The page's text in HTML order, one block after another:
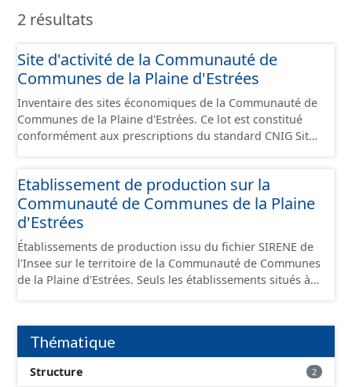
2 résultats
Site d'activité de la Communauté de
Communes de la Plaine d'Estrées
Inventaire des sites économiques de la Communauté de
Communes de la Plaine d'Estrées. Ce lot est constitué
conformément aux prescriptions du standard CNIG Sites
Etablissement de production sur la
Communauté de Communes de la Plaine
d'Estrées
Établissements de production issu du fichier SIRENE de
l'Insee sur le territoire de la Communauté de Communes
de la Plaine d'Estrées. Seuls les établissements situés à
conformément aux prescriptions du standard CNIG Sites
Économiques. Ce lot ne contient pas la référence aux
terrains à vocation économique à ce jour. Il est filtré au-
delà des prescriptions du CNIG se limitant aux SCI.
Thématique
Structure 2